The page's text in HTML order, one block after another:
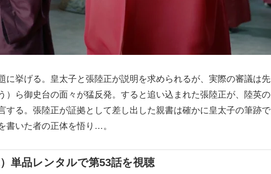
挙げる。皇太子と張陸正が説明を求められるが、実際の審議は先
）ら御史台の面々が猛反発。すると追い込まれた張陸正が、陸英の
する。張陸正が証拠として差し出した親書は確かに皇太子の筆跡で
書いた者の正体を悟り…。
単品レンタルで第53話を視聴